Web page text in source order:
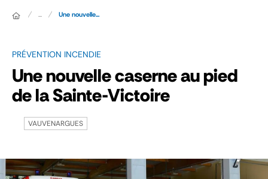
... Une nouvelle...
PRÉVENTION INCENDIE
Une nouvelle caserne au pied
de la Sainte-Victoire
VAUVENARGUES